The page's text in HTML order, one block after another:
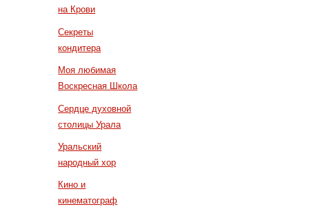
на Крови
Секреты
кондитера
Моя любимая
Воскресная Школа
Сердце духовной
столицы Урала
Уральский
народный хор
Кино и
кинематограф